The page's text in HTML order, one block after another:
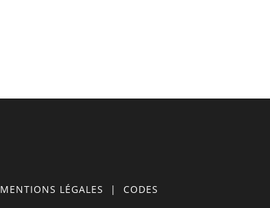
MENTIONS LÉGALES | CODES